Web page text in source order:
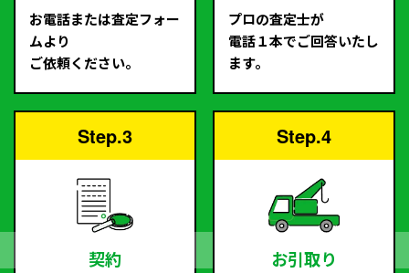
お電話または査定フォー
ムより
ご依頼ください。
プロの査定士が
電話１本でご回答いたし
ます。
Step.3
契約
Step.4
お引取り